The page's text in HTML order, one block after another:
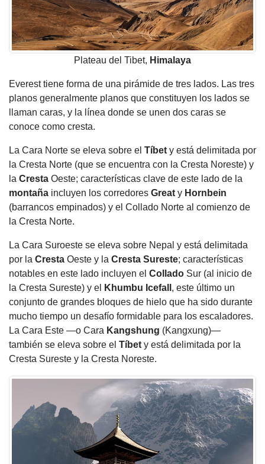
Plateau del Tibet, Himalaya
Everest tiene forma de una pirámide de tres lados. Las tres
planos generalmente planos que constituyen los lados se
llaman caras, y la línea donde se unen dos caras se
conoce como cresta.
La Cara Norte se eleva sobre el Tíbet y está delimitada por
la Cresta Norte (que se encuentra con la Cresta Noreste) y
la Cresta Oeste; características clave de este lado de la
montaña incluyen los corredores Great y Hornbein
(barrancos empinados) y el Collado Norte al comienzo de
la Cresta Norte.
La Cara Suroeste se eleva sobre Nepal y está delimitada
por la Cresta Oeste y la Cresta Sureste; características
notables en este lado incluyen el Collado Sur (al inicio de
la Cresta Sureste) y el
Khumbu Icefall , este último un
conjunto de grandes bloques de hielo que ha sido durante
mucho tiempo un desafío formidable para los escaladores.
La Cara Este —o Cara Kangshung (Kangxung)—
también se eleva sobre el Tíbet y está delimitada por la
Cresta Sureste y la Cresta Noreste.